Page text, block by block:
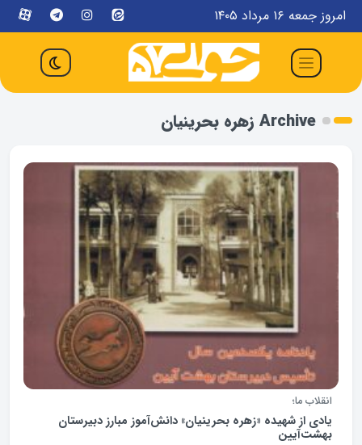
امروز جمعه ۱۶ مرداد ۱۴۰۵
Archive زهره بحرینیان
انقلاب ما؛
یادی از شهيده «زهره بحرينيان» دانش‌آموز مبارز دبیرستان
بهشت‌آیین